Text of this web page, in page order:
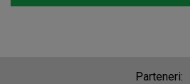
Parteneri: